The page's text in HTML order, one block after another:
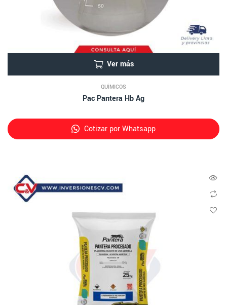
Ver más
QUÍMICOS
Pac Pantera Hb Ag
Cotizar por Whatsapp